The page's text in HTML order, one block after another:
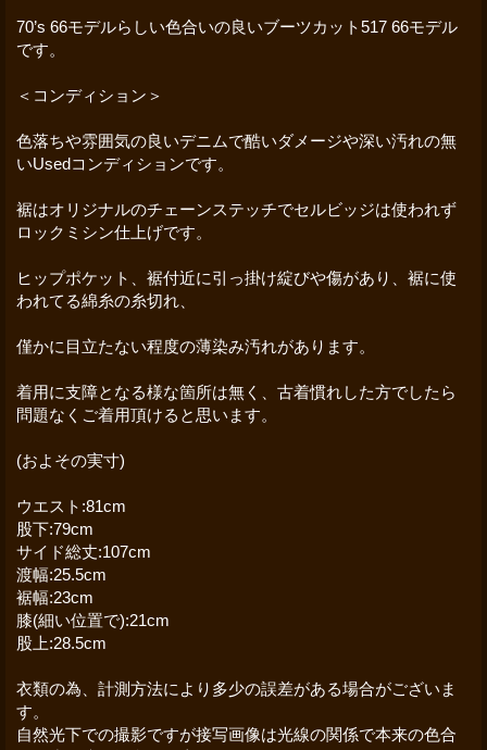
70’s 66モデルらしい色合いの良いブーツカット517 66モデル
です。
＜コンディション＞
色落ちや雰囲気の良いデニムで酷いダメージや深い汚れの無
いUsedコンディションです。
裾はオリジナルのチェーンステッチでセルビッジは使われず
ロックミシン仕上げです。
ヒップポケット、裾付近に引っ掛け綻びや傷があり、裾に使
われてる綿糸の糸切れ、
僅かに目立たない程度の薄染み汚れがあります。
着用に支障となる様な箇所は無く、古着慣れした方でしたら
問題なくご着用頂けると思います。
(およその実寸)
ウエスト:81cm
股下:79cm
サイド総丈:107cm
渡幅:25.5cm
裾幅:23cm
膝(細い位置で):21cm
股上:28.5cm
衣類の為、計測方法により多少の誤差がある場合がございま
す。
自然光下での撮影ですが接写画像は光線の関係で本来の色合